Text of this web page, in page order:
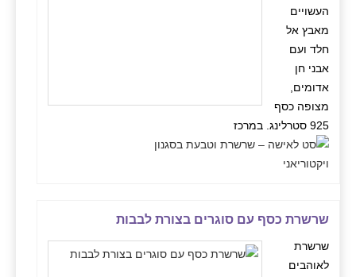
העשויים
מאבץ אל
חלד ועם
אבני חן
אדומים,
מצופה כסף
925 סטרלינג. במרכז
שרשרת כסף עם סוגרים בצורת לבבות
שרשרת
לאוהבים